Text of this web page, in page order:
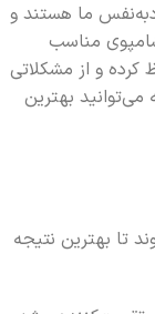
ما هستند و
مناسب
و از مشکلاتی
بهترین
تا بهترین نتیجه